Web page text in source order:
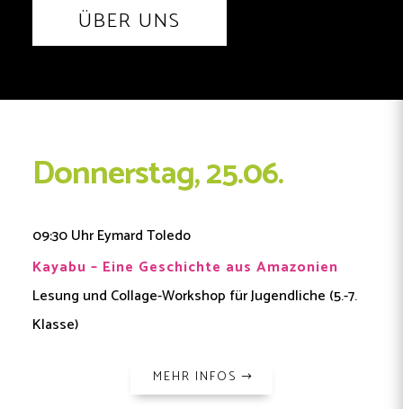
ÜBER UNS
Donnerstag, 25.06.
09:30 Uhr Eymard Toledo
Kayabu – Eine Geschichte aus Amazonien
Lesung und Collage-Workshop für Jugendliche (5.-7.
Klasse)
MEHR INFOS